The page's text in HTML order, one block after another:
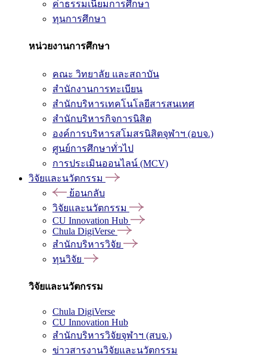
ค่าธรรมเนียมการศึกษา
ทุนการศึกษา
หน่วยงานการศึกษา
คณะ วิทยาลัย และสถาบัน
สำนักงานการทะเบียน
สำนักบริหารเทคโนโลยีสารสนเทศ
สำนักบริหารกิจการนิสิต
องค์การบริหารสโมสรนิสิตจุฬาฯ (อบจ.)
ศูนย์การศึกษาทั่วไป
การประเมินออนไลน์ (MCV)
วิจัยและนวัตกรรม
ย้อนกลับ
วิจัยและนวัตกรรม
CU Innovation Hub
Chula DigiVerse
สำนักบริหารวิจัย
ทุนวิจัย
วิจัยและนวัตกรรม
Chula DigiVerse
CU Innovation Hub
สำนักบริหารวิจัยจุฬาฯ (สบจ.)
ข่าวสารงานวิจัยและนวัตกรรม